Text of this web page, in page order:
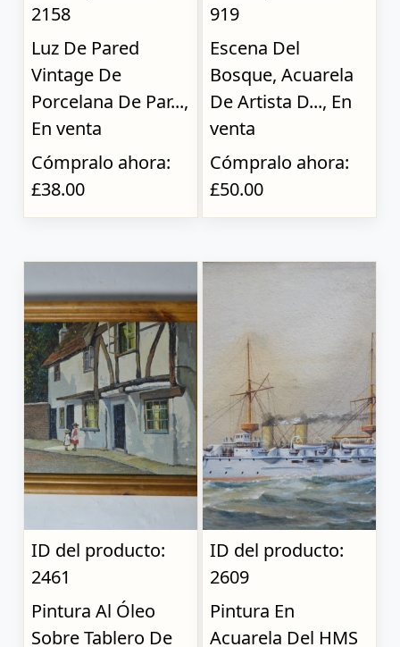
2158
Luz De Pared
Vintage De
Porcelana De Par...,
En venta
Cómpralo ahora:
£38.00
919
Escena Del
Bosque, Acuarela
De Artista D..., En
venta
Cómpralo ahora:
£50.00
ID del producto:
2461
Pintura Al Óleo
Sobre Tablero De
ID del producto:
2609
Pintura En
Acuarela Del HMS